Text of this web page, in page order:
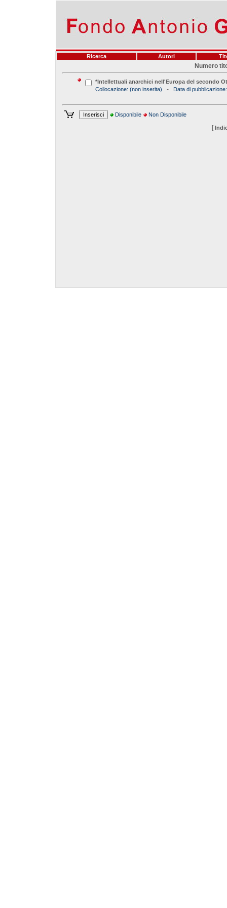
Ricerca Autori
Numero
*Intellettuali anarchici nell'Europa del secondo
Collocazione: (non inserita) - Data di pubblicazione:
Disponibile Non Disponibile
[